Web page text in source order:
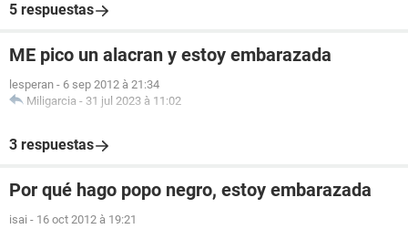
5 respuestas
ME pico un alacran y estoy embarazada
lesperan - 6 sep 2012 à 21:34
Miligarcia - 31 jul 2023 à 11:02
3 respuestas
Por qué hago popo negro, estoy embarazada
isai - 16 oct 2012 à 19:21